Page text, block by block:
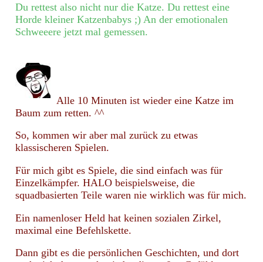
Du rettest also nicht nur die Katze. Du rettest eine
Horde kleiner Katzenbabys ;) An der emotionalen
Schweeere jetzt mal gemessen.
Alle 10 Minuten ist wieder eine Katze im
Baum zum retten. ^^
So, kommen wir aber mal zurück zu etwas
klassischeren Spielen.
Für mich gibt es Spiele, die sind einfach was für
Einzelkämpfer. HALO beispielsweise, die
squadbasierten Teile waren nie wirklich was für mich.
Ein namenloser Held hat keinen sozialen Zirkel,
maximal eine Befehlskette.
Dann gibt es die persönlichen Geschichten, und dort